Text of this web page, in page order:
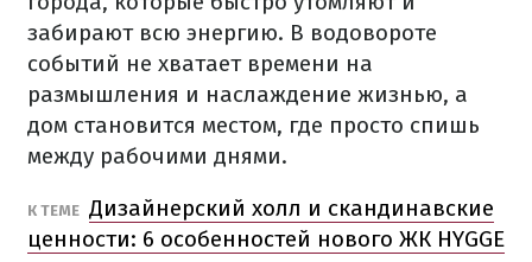
забирают всю энергию. В водовороте
событий не хватает времени на
размышления и наслаждение жизнью, а
дом становится местом, где просто спишь
между рабочими днями.
К ТЕМЕ Дизайнерский холл и скандинавские
ценности: 6 особенностей нового ЖК HYGGE